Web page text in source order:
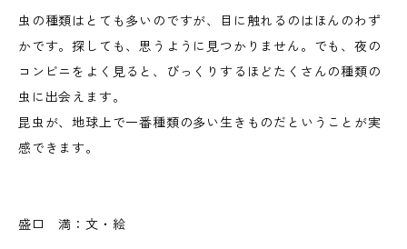
虫の種類はとても多いのですが、目に触れるのはほんのわず
かです。探しても、思うように見つかりません。でも、夜の
コンビニをよく見ると、びっくりするほどたくさんの種類の
虫に出会えます。
昆虫が、地球上で一番種類の多い生きものだということが実
感できます。
盛口 満：文・絵